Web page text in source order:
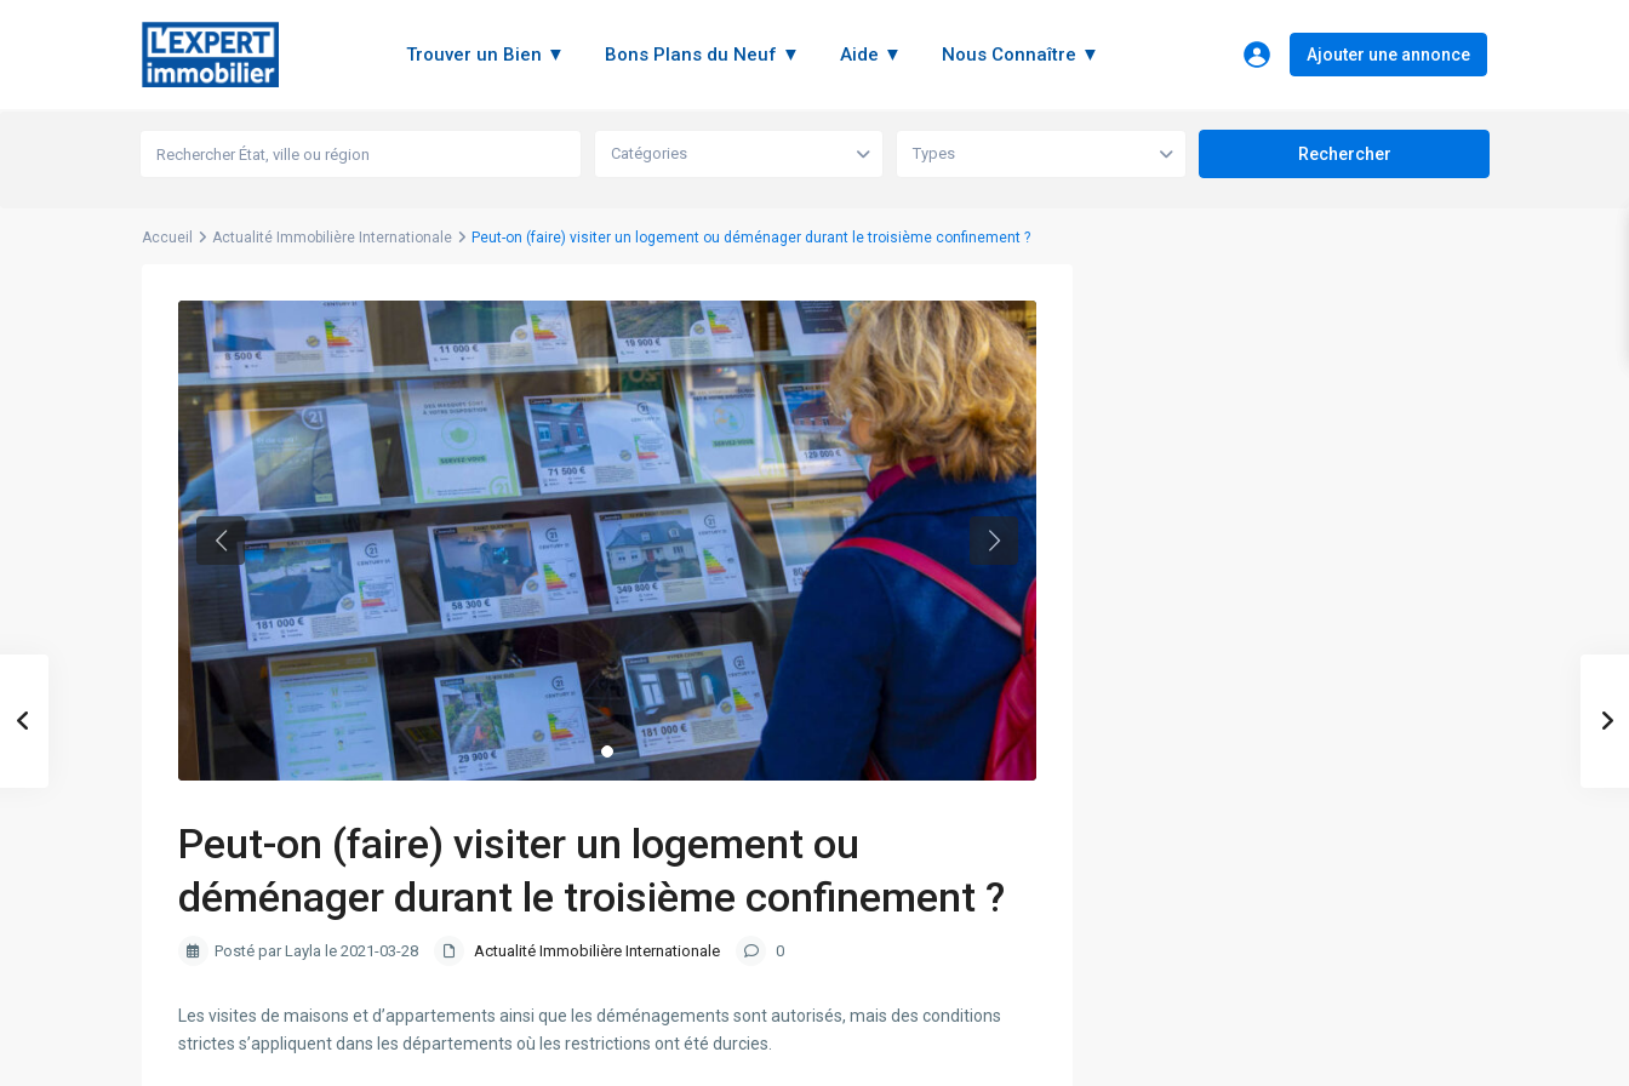
Trouver un Bien ▼ Bons Plans du Neuf ▼ Aide ▼ Nous Connaître ▼ Ajouter une annonce
Catégories Types
Accueil Actualité Immobilière Internationale Peut-on (faire) visiter un logement ou déménager durant le troisième confinement ?
Peut-on (faire) visiter un logement ou
déménager durant le troisième confinement ?
Posté par Layla le 2021-03-28 Actualité Immobilière Internationale 0
Les visites de maisons et d’appartements ainsi que les déménagements sont autorisés, mais des conditions
strictes s’appliquent dans les départements où les restrictions ont été durcies.